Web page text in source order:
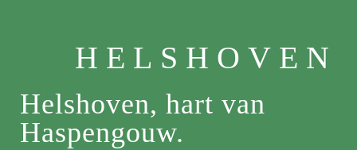
HELSHOVEN
Helshoven, hart van
Haspengouw.